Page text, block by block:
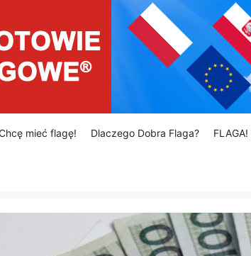
mieć flagę! Dlaczego Dobra Flaga?